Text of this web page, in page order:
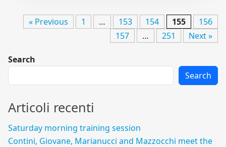
« Previous 1 … 153 154 155
156
157
… 251 Next »
Search
Search
Articoli recenti
Saturday morning training session
Contini, Giovane, Marianucci and Mazzocchi meet the